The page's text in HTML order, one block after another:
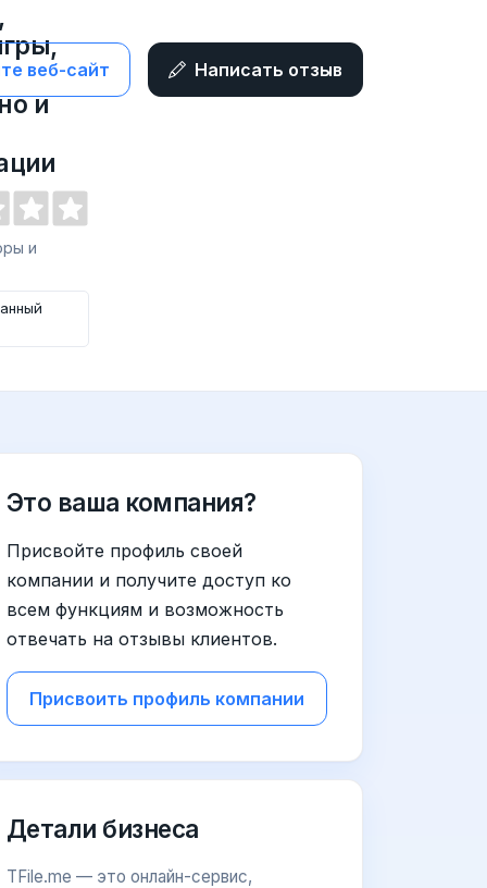
и
и
веб-сайт Написать отзыв
Это ваша компания?
Присвойте профиль своей
компании и получите доступ ко
всем функциям и возможность
отвечать на отзывы клиентов.
Присвоить профиль компании
Детали бизнеса
TFile.me — это онлайн-сервис,